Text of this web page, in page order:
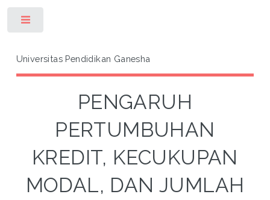
Universitas Pendidikan Ganesha
PENGARUH
PERTUMBUHAN
KREDIT, KECUKUPAN
MODAL, DAN JUMLAH